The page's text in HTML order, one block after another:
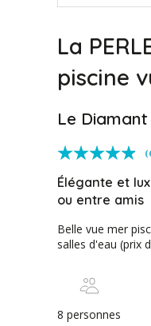
La
piscine
Le
Élégante et
ou entre amis
Belle vue mer
salles d'eau (prix
8 personnes